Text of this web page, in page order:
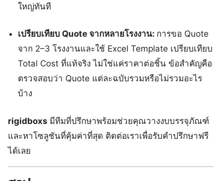
ใหญ่ทันที
เปรียบเทียบ Quote จากหลายโรงงาน: การขอ Quote
จาก 2–3 โรงงานและใช้ Excel Template เปรียบเทียบ
Total Cost ที่แท้จริง ไม่ใช่แค่ราคาต่อชิ้น ข้อสำคัญคือ
ตรวจสอบว่า Quote แต่ละฉบับรวมหรือไม่รวมอะไร
บ้าง
rigidboxs มีทีมที่ปรึกษาพร้อมช่วยคุณวางงบบรรจุภัณฑ์
และหาโซลูชันที่คุ้มค่าที่สุด ติดต่อเราเพื่อรับคำปรึกษาฟรี
ได้เลย